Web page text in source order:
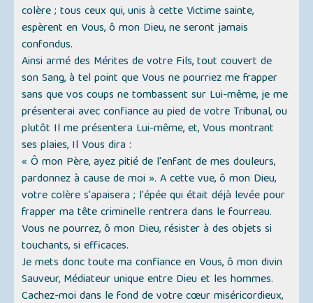
colère ; tous ceux qui, unis à cette Victime sainte,
espèrent en Vous, ô mon Dieu, ne seront jamais
confondus.
Ainsi armé des Mérites de votre Fils, tout couvert de
son Sang, à tel point que Vous ne pourriez me frapper
sans que vos coups ne tombassent sur Lui-même, je me
présenterai avec confiance au pied de votre Tribunal, ou
plutôt Il me présentera Lui-même, et, Vous montrant
ses plaies, Il Vous dira :
« Ô mon Père, ayez pitié de l'enfant de mes douleurs,
pardonnez à cause de moi ». A cette vue, ô mon Dieu,
votre colère s'apaisera ; l'épée qui était déjà levée pour
frapper ma tête criminelle rentrera dans le fourreau.
Vous ne pourrez, ô mon Dieu, résister à des objets si
touchants, si efficaces.
Je mets donc toute ma confiance en Vous, ô mon divin
Sauveur, Médiateur unique entre Dieu et les hommes.
Cachez-moi dans le fond de votre cœur miséricordieux,